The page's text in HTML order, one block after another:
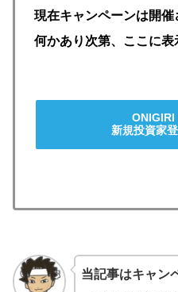
現在キャンペーンは開催
何かあり次第、ここに表
新規投資家
当記事はキャン